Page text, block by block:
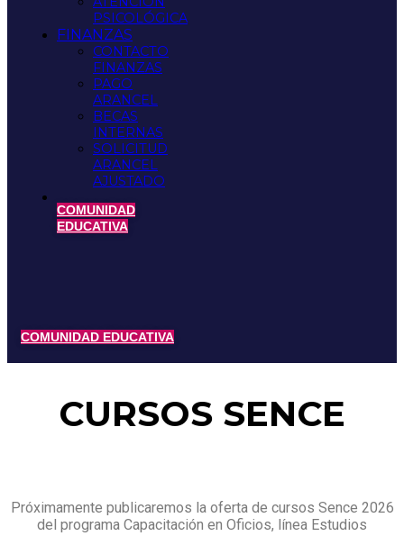
PSICOLÓGICA
FINANZAS
CONTACTO
FINANZAS
PAGO
ARANCEL
BECAS
INTERNAS
SOLICITUD
ARANCEL
AJUSTADO
COMUNIDAD
EDUCATIVA
COMUNIDAD EDUCATIVA
CURSOS SENCE
Próximamente publicaremos la oferta de cursos Sence 2026
del programa Capacitación en Oficios, línea Estudios